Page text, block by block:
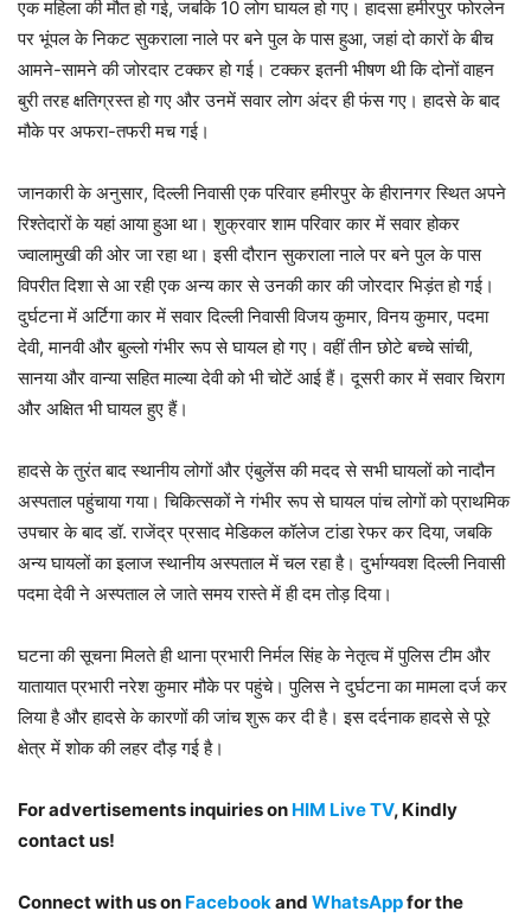
एक महिला की मौत हो गई, जबकि 10 लोग घायल हो गए। हादसा हमीरपुर फोरलेन
पर भूंपल के निकट सुकराला नाले पर बने पुल के पास हुआ, जहां दो कारों के बीच
आमने-सामने की जोरदार टक्कर हो गई। टक्कर इतनी भीषण थी कि दोनों वाहन
बुरी तरह क्षतिग्रस्त हो गए और उनमें सवार लोग अंदर ही फंस गए। हादसे के बाद
मौके पर अफरा-तफरी मच गई।
जानकारी के अनुसार, दिल्ली निवासी एक परिवार हमीरपुर के हीरानगर स्थित अपने
रिश्तेदारों के यहां आया हुआ था। शुक्रवार शाम परिवार कार में सवार होकर
ज्वालामुखी की ओर जा रहा था। इसी दौरान सुकराला नाले पर बने पुल के पास
विपरीत दिशा से आ रही एक अन्य कार से उनकी कार की जोरदार भिड़ंत हो गई।
दुर्घटना में अर्टिगा कार में सवार दिल्ली निवासी विजय कुमार, विनय कुमार, पदमा
देवी, मानवी और बुल्लो गंभीर रूप से घायल हो गए। वहीं तीन छोटे बच्चे सांची,
सानया और वान्या सहित माल्या देवी को भी चोटें आई हैं। दूसरी कार में सवार चिराग
और अक्षित भी घायल हुए हैं।
हादसे के तुरंत बाद स्थानीय लोगों और एंबुलेंस की मदद से सभी घायलों को नादौन
अस्पताल पहुंचाया गया। चिकित्सकों ने गंभीर रूप से घायल पांच लोगों को प्राथमिक
उपचार के बाद डॉ. राजेंद्र प्रसाद मेडिकल कॉलेज टांडा रेफर कर दिया, जबकि
अन्य घायलों का इलाज स्थानीय अस्पताल में चल रहा है। दुर्भाग्यवश दिल्ली निवासी
पदमा देवी ने अस्पताल ले जाते समय रास्ते में ही दम तोड़ दिया।
घटना की सूचना मिलते ही थाना प्रभारी निर्मल सिंह के नेतृत्व में पुलिस टीम और
यातायात प्रभारी नरेश कुमार मौके पर पहुंचे। पुलिस ने दुर्घटना का मामला दर्ज कर
लिया है और हादसे के कारणों की जांच शुरू कर दी है। इस दर्दनाक हादसे से पूरे
क्षेत्र में शोक की लहर दौड़ गई है।
For advertisements inquiries on HIM Live TV, Kindly
contact us!
Connect with us on Facebookand WhatsAppfor the